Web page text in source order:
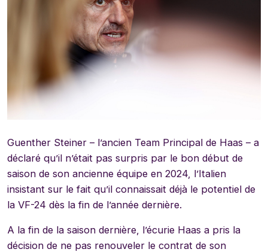
Guenther Steiner – l’ancien Team Principal de Haas – a
déclaré qu’il n’était pas surpris par le bon début de
saison de son ancienne équipe en 2024, l’Italien
insistant sur le fait qu’il connaissait déjà le potentiel de
la VF-24 dès la fin de l’année dernière.
A la fin de la saison dernière, l’écurie Haas a pris la
décision de ne pas renouveler le contrat de son